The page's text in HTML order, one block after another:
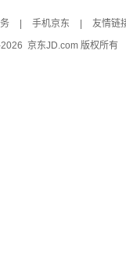
手机京东 友情链
2026 京东JD.com 版权所有